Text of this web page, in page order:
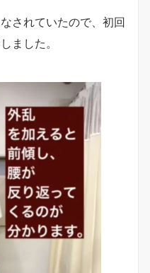
されていたので、初回
ました。